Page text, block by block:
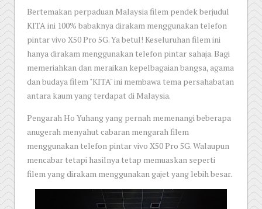
Bertemakan perpaduan Malaysia filem pendek berjudul
KITA ini 100% babaknya dirakam menggunakan telefon
pintar vivo X50 Pro 5G. Ya betul! Keseluruhan filem ini
hanya dirakam menggunakan telefon pintar sahaja. Bagi
memeriahkan dan meraikan kepelbagaian bangsa, agama
dan budaya filem "KITA" ini membawa tema persahabatan
antara kaum yang terdapat di Malaysia.
Pengarah Ho Yuhang yang pernah memenangi beberapa
anugerah menyahut cabaran mengarah filem
menggunakan telefon pintar vivo X50 Pro 5G. Walaupun
mencabar tetapi hasilnya tetap memuaskan seperti
filem yang dirakam menggunakan gajet yang lebih besar.